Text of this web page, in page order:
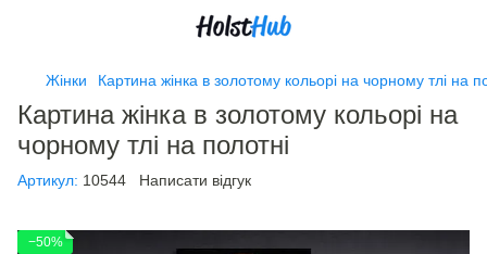
Жінки Картина жінка в золотому кольорі на чорному тлі на
Картина жінка в золотому кольорі на
чорному тлі на полотні
Артикул: 10544 Написати відгук
−50%